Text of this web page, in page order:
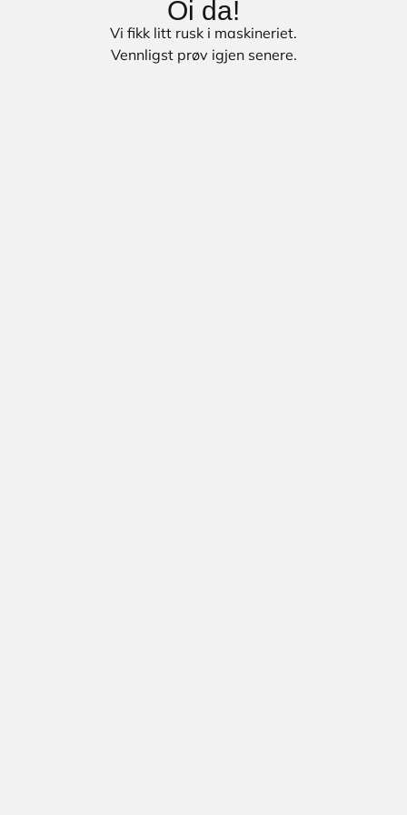
Oi da!
Vi fikk litt rusk i maskineriet.
Vennligst prøv igjen senere.